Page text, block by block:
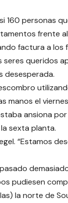
160 personas
frente al
factura a los
queridos
desesperada.
manos el
ansiona
sexta planta.
“Estamos
pudiesen
la norte de